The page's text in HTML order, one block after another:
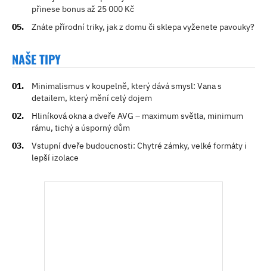
přinese bonus až 25 000 Kč
Znáte přírodní triky, jak z domu či sklepa vyženete pavouky?
NAŠE TIPY
Minimalismus v koupelně, který dává smysl: Vana s
detailem, který mění celý dojem
Hliníková okna a dveře AVG – maximum světla, minimum
rámu, tichý a úsporný dům
Vstupní dveře budoucnosti: Chytré zámky, velké formáty i
lepší izolace